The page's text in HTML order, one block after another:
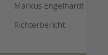
Markus Engelhardt
Richterbericht: